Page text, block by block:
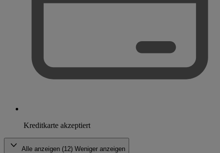
Kreditkarte akzeptiert
Alle anzeigen (12) Weniger anzeigen